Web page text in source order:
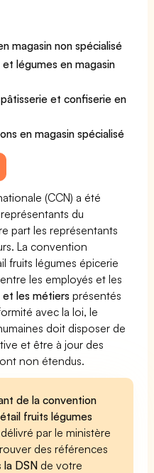
magasin non spécialisé
légumes en magasin
et confiserie en
en magasin spécialisé
(CCN) a été
du
part les représentants
La convention
fruits légumes épicerie
les employés et les
les métiers présentés
avec la loi, le
doit disposer de
et être à jour des
non étendus.
de la convention
fruits légumes
par le ministère
des références
la DSN de votre